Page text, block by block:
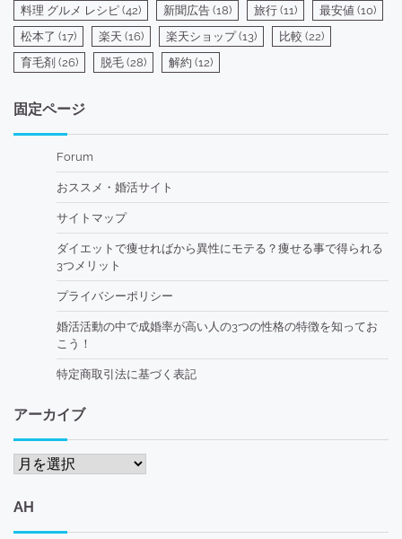
料理 グルメ レシピ (42) 新聞広告 (18) 旅行 (11) 最安値 (10)
松本了 (17) 楽天 (16) 楽天ショップ(13) 比較 (22)
育毛剤 (26) 脱毛 (28) 解約 (12)
固定ページ
Forum
おススメ・婚活サイト
サイトマップ
ダイエットで痩せればから異性にモテる？痩せる事で得られる
3つメリット
プライバシーポリシー
婚活活動の中で成婚率が高い人の3つの性格の特徴を知ってお
こう！
特定商取引法に基づく表記
アーカイブ
ア
カ
イ
AH